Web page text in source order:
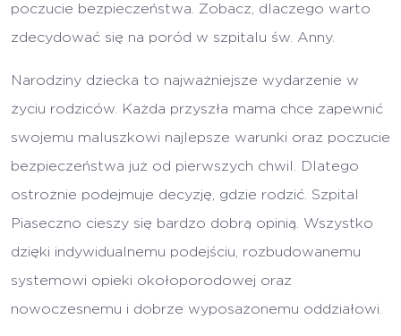
poczucie bezpieczeństwa. Zobacz, dlaczego warto
zdecydować się na poród w szpitalu św. Anny.
Narodziny dziecka to najważniejsze wydarzenie w
życiu rodziców. Każda przyszła mama chce zapewnić
swojemu maluszkowi najlepsze warunki oraz poczucie
bezpieczeństwa już od pierwszych chwil. Dlatego
ostrożnie podejmuje decyzję, gdzie rodzić. Szpital
Piaseczno cieszy się bardzo dobrą opinią. Wszystko
dzięki indywidualnemu podejściu, rozbudowanemu
systemowi opieki okołoporodowej oraz
nowoczesnemu i dobrze wyposażonemu oddziałowi.